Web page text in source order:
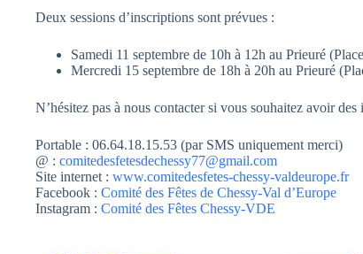
Deux sessions d’inscriptions sont prévues :
Samedi 11 septembre de 10h à 12h au Prieuré
Mercredi 15 septembre de 18h à 20h au Prieuré
N’hésitez pas à nous contacter si vous souhaitez avoir
Portable : 06.64.18.15.53 (par SMS uniquement merci)
@ : comitedesfetesdechessy77@gmail.com
Site internet : www.comitedesfetes-chessy-valdeurope.fr
Facebook : Comité des Fêtes de Chessy-Val d’Europe
Instagram : Comité des Fêtes Chessy-VDE